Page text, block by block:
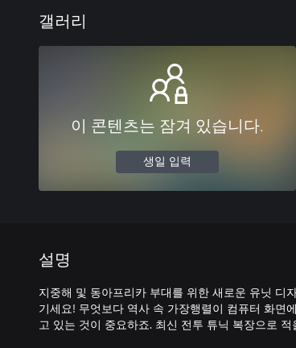
갤러리
이 콘텐츠는 잠겨 있습니다.
생일 입력
설명
지중해 및 동아프리카 부대를 위한 새로운 유닛 디
기세요! 무엇보다 역사 속 가장행렬이 컴퓨터 화면
고 있는 것이 중요하죠. 최신 전투 튜닉 복장으로 적